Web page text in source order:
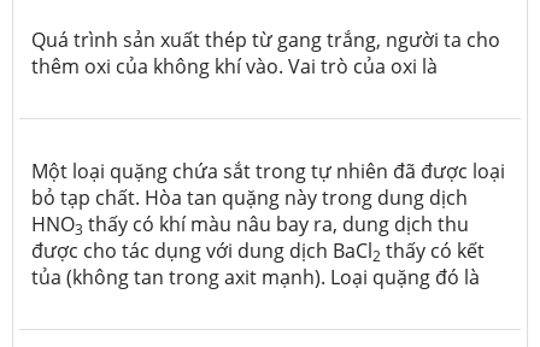
Quá trình sản xuất thép từ gang trắng, người ta cho
thêm oxi của không khí vào. Vai trò của oxi là
Một loại quặng chứa sắt trong tự nhiên đã được loại
bỏ tạp chất. Hòa tan quặng này trong dung dịch
HNO3 thấy có khí màu nâu bay ra, dung dịch thu
được cho tác dụng với dung dịch BaCl2 thấy có kết
tủa (không tan trong axit mạnh). Loại quặng đó là